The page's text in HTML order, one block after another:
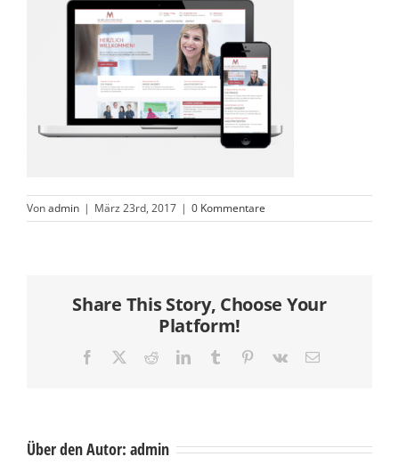
Vonadmin | März 23rd, 2017 | 0 Kommentare
Share This Story, Choose Your
Platform!
Facebook RedditLinkedInTumblr Pinterest
Vk
E-
Über den Autor: admin